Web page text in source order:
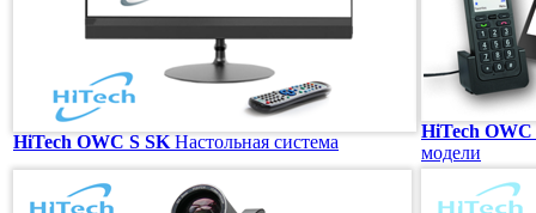
HiTech OWC S SK Настольная система
HiTech OWC
модели